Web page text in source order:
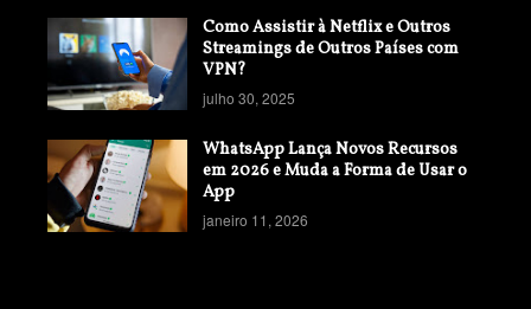
Como Assistir à Netflix e Outros
Streamings de Outros Países com
VPN?
julho 30, 2025
WhatsApp Lança Novos Recursos
em 2026 e Muda a Forma de Usar o
App
janeiro 11, 2026